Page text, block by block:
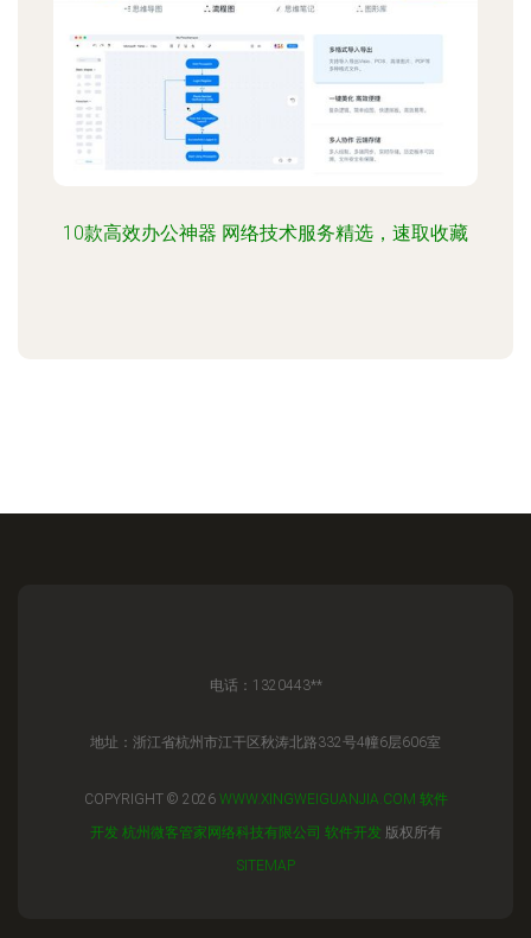
10款高效办公神器 网络技术服务精选，速取收藏
电话：1320443**
地址：浙江省杭州市江干区秋涛北路332号4幢6层606室
COPYRIGHT © 2026 WWW.XINGWEIGUANJIA.COM 软件
开发 杭州微客管家网络科技有限公司 软件开发 版权所有
SITEMAP